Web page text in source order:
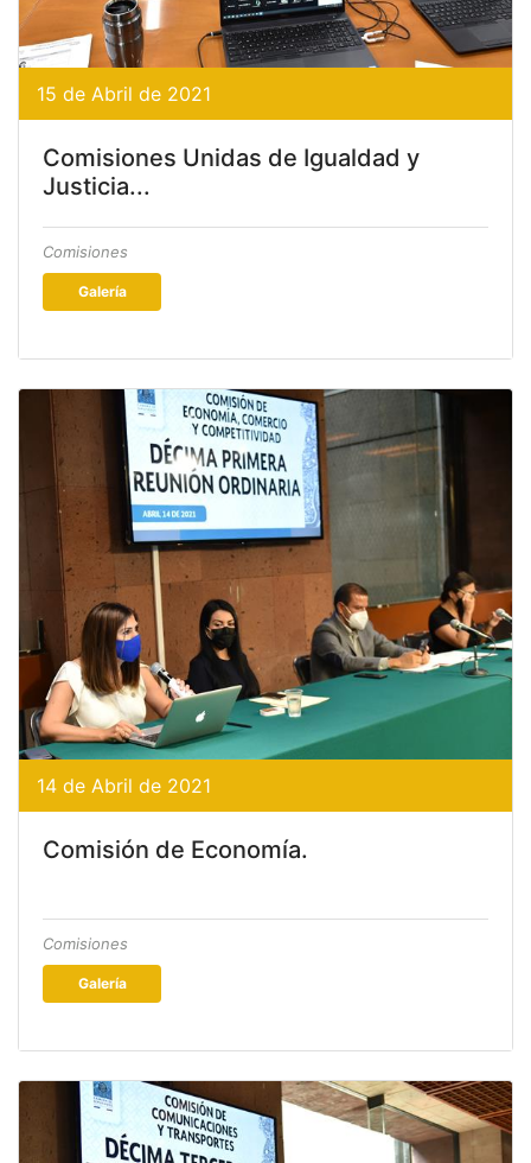
15 de Abril de 2021
Comisiones Unidas de Igualdad y
Justicia...
Comisiones
Galería
14 de Abril de 2021
Comisión de Economía.
Comisiones
Galería